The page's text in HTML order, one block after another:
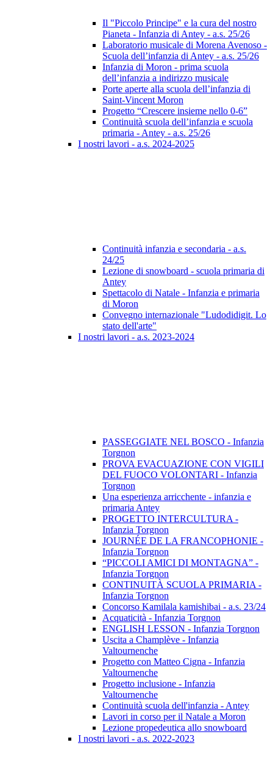
Il "Piccolo Principe" e la cura del nostro
Pianeta - Infanzia di Antey - a.s. 25/26
Laboratorio musicale di Morena Avenoso -
Scuola dell’infanzia di Antey - a.s. 25/26
Infanzia di Moron - prima scuola
dell’infanzia a indirizzo musicale
Porte aperte alla scuola dell’infanzia di
Saint-Vincent Moron
Progetto “Crescere insieme nello 0-6”
Continuità scuola dell’infanzia e scuola
primaria - Antey - a.s. 25/26
I nostri lavori - a.s. 2024-2025
Continuità infanzia e secondaria - a.s.
24/25
Lezione di snowboard - scuola primaria di
Antey
Spettacolo di Natale - Infanzia e primaria
di Moron
Convegno internazionale "Ludodidigit. Lo
stato dell'arte"
I nostri lavori - a.s. 2023-2024
PASSEGGIATE NEL BOSCO - Infanzia
Torgnon
PROVA EVACUAZIONE CON VIGILI
DEL FUOCO VOLONTARI - Infanzia
Torgnon
Una esperienza arricchente - infanzia e
primaria Antey
PROGETTO INTERCULTURA -
Infanzia Torgnon
JOURNÉE DE LA FRANCOPHONIE -
Infanzia Torgnon
“PICCOLI AMICI DI MONTAGNA” -
Infanzia Torgnon
CONTINUITÀ SCUOLA PRIMARIA -
Infanzia Torgnon
Concorso Kamilala kamishibai - a.s. 23/24
Acquaticità - Infanzia Torgnon
ENGLISH LESSON - Infanzia Torgnon
Uscita a Champlève - Infanzia
Valtournenche
Progetto con Matteo Cigna - Infanzia
Valtournenche
Progetto inclusione - Infanzia
Valtournenche
Continuità scuola dell'infanzia - Antey
Lavori in corso per il Natale a Moron
Lezione propedeutica allo snowboard
I nostri lavori - a.s. 2022-2023